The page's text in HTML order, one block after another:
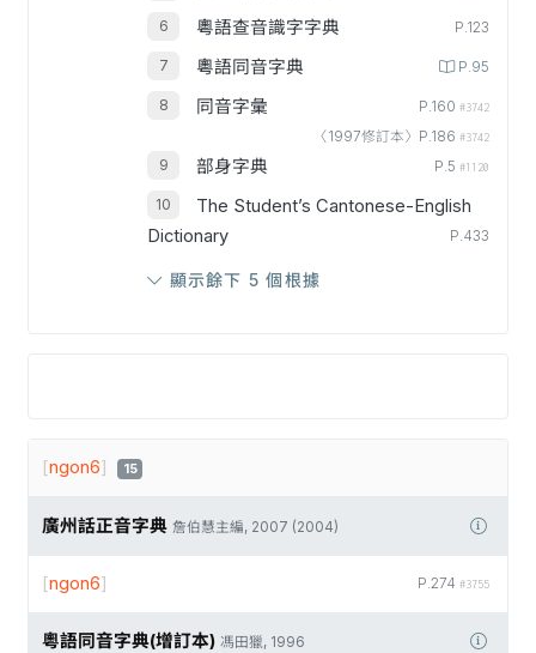
粵語查音識字字典 P.123
粵語同音字典 P.95
同音字彙 P.160 #3742
〈1997修訂本〉P.186 #3742
部身字典 P.5 #1120
The Student’s Cantonese-English
Dictionary
P.433
顯示餘下 5 個根據
[ngon6] 15
廣州話正音字典 詹伯慧主編, 2007 (2004)
P.274 #3755
[ngon6]
粵語同音字典(增訂本) 馮田獵, 1996